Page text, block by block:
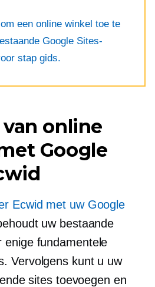
een ​​online winkel toe te
Google Sites-
stap gids.
online
Google
Ecwid met uw Google
uw bestaande
enige fundamentele
Vervolgens kunt u uw
sites toevoegen en